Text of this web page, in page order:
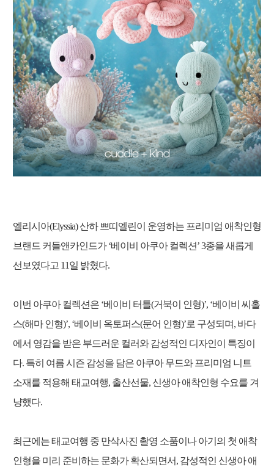
엘리시아(Elyssia) 산하 쁘띠엘린이 운영하는 프리미엄 애착인형
브랜드 커들앤카인드가 ‘베이비 아쿠아 컬렉션’ 3종을 새롭게
선보였다고 11일 밝혔다.
이번 아쿠아 컬렉션은 ‘베이비 터틀(거북이 인형)’, ‘베이비 씨홀
스(해마 인형)’, ‘베이비 옥토퍼스(문어 인형)’로 구성되며, 바다
에서 영감을 받은 부드러운 컬러와 감성적인 디자인이 특징이
다. 특히 여름 시즌 감성을 담은 아쿠아 무드와 프리미엄 니트
소재를 적용해 태교여행, 출산선물, 신생아 애착인형 수요를 겨
냥했다.
최근에는 태교여행 중 만삭사진 촬영 소품이나 아기의 첫 애착
인형을 미리 준비하는 문화가 확산되면서, 감성적인 신생아 애